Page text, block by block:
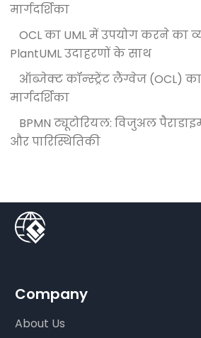
मार्गदर्शिका
OCL का UML में उपयोग करने का
PlantUML उदाहरणों के साथ
ऑब्जेक्ट कॉन्स्ट्रेंट लैंग्वेज (OCL)
मार्गदर्शिका
BPMN ट्यूटोरियल: विजुअल
और पारिस्थितिकी
Company
About Us